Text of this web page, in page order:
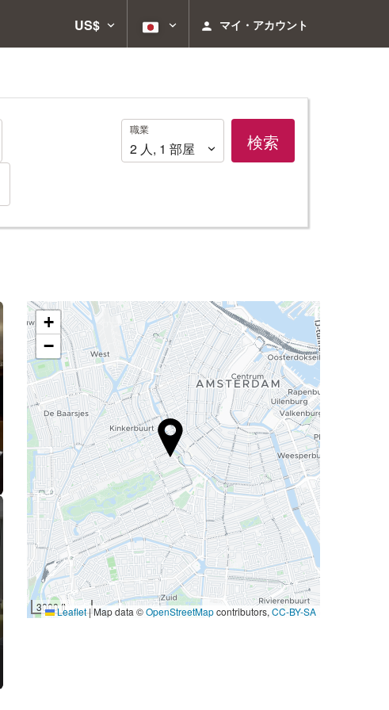
US$ マイ・アカウント
職
業
職業
2 人, 1 部屋 検索
+
−
3000 ftLeaflet|Map data ©OpenStreetMapcontributors, CC-BY-SA